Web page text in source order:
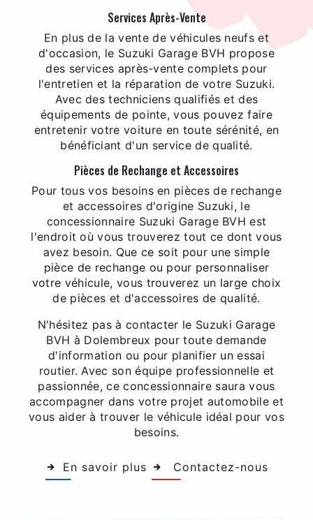
Services Après-Vente
En plus de la vente de véhicules neufs et
d'occasion, le Suzuki Garage BVH propose
des services après-vente complets pour
l'entretien et la réparation de votre Suzuki.
Avec des techniciens qualifiés et des
équipements de pointe, vous pouvez faire
entretenir votre voiture en toute sérénité, en
bénéficiant d'un service de qualité.
Pièces de Rechange et Accessoires
Pour tous vos besoins en pièces de rechange
et accessoires d'origine Suzuki, le
concessionnaire Suzuki Garage BVH est
l'endroit où vous trouverez tout ce dont vous
avez besoin. Que ce soit pour une simple
pièce de rechange ou pour personnaliser
votre véhicule, vous trouverez un large choix
de pièces et d'accessoires de qualité.
N'hésitez pas à contacter le Suzuki Garage
BVH à Dolembreux pour toute demande
d'information ou pour planifier un essai
routier. Avec son équipe professionnelle et
passionnée, ce concessionnaire saura vous
accompagner dans votre projet automobile et
vous aider à trouver le véhicule idéal pour vos
besoins.
En savoir plus Contactez-nous